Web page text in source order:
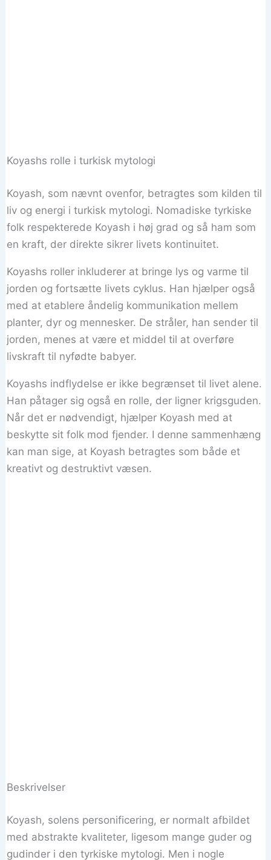
Koyashs rolle i turkisk mytologi
Koyash, som nævnt ovenfor, betragtes som kilden til
liv og energi i turkisk mytologi. Nomadiske tyrkiske
folk respekterede Koyash i høj grad og så ham som
en kraft, der direkte sikrer livets kontinuitet.
Koyashs roller inkluderer at bringe lys og varme til
jorden og fortsætte livets cyklus. Han hjælper også
med at etablere åndelig kommunikation mellem
planter, dyr og mennesker. De stråler, han sender til
jorden, menes at være et middel til at overføre
livskraft til nyfødte babyer.
Koyashs indflydelse er ikke begrænset til livet alene.
Han påtager sig også en rolle, der ligner krigsguden.
Når det er nødvendigt, hjælper Koyash med at
beskytte sit folk mod fjender. I denne sammenhæng
kan man sige, at Koyash betragtes som både et
kreativt og destruktivt væsen.
Beskrivelser
Koyash, solens personificering, er normalt afbildet
med abstrakte kvaliteter, ligesom mange guder og
gudinder i den tyrkiske mytologi. Men i nogle